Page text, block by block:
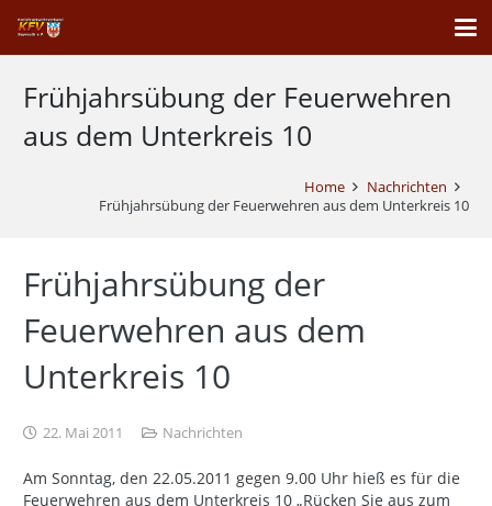
Frühjahrsübung der Feuerwehren
aus dem Unterkreis 10
Home
Nachrichten
Frühjahrsübung der Feuerwehren aus dem Unterkreis 10
Frühjahrsübung der
Feuerwehren aus dem
Unterkreis 10
22. Mai 2011 Nachrichten
Am Sonntag, den 22.05.2011 gegen 9.00 Uhr hieß es für die
Feuerwehren aus dem Unterkreis 10 „Rücken Sie aus zum